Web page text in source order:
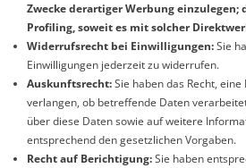
Zwecke derartiger Werbung einzulegen;
Profiling, soweit es mit solcher
Widerrufsrecht bei Einwilligungen:Sie
Einwilligungen jederzeit zu widerrufen.
Auskunftsrecht:Sie haben das Recht,
verlangen, ob betreffende Daten
über diese Daten sowie auf weitere
entsprechend den gesetzlichen Vorgaben.
Recht auf Berichtigung:Sie haben